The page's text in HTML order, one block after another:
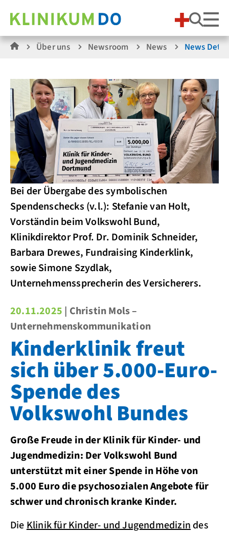
Über uns Newsroom News News
Bei der Übergabe des symbolischen
Spendenschecks (v.l.): Stefanie van Holt,
Vorständin beim Volkswohl Bund,
Klinikdirektor Prof. Dr. Dominik Schneider,
Barbara Drewes, Fundraising Kinderklink,
sowie Simone Szydlak,
Unternehmenssprecherin des Versicherers.
20.11.2025 | Christin Mols –
Unternehmenskommunikation
Kinderklinik freut
sich über 5.000-Euro-
Spende des
Volkswohl Bundes
Große Freude in der Klinik für Kinder- und
Jugendmedizin: Der Volkswohl Bund
unterstützt mit einer Spende in Höhe von
5.000 Euro die psychosozialen Angebote für
schwer und chronisch kranke Kinder.
DieKlinik für Kinder- und Jugendmedizindes